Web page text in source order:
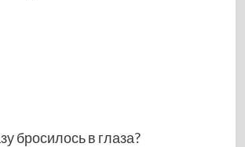
бросилось в глаза?